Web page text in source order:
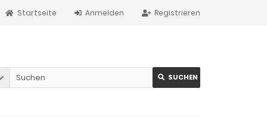
Registrieren
Anmelden
Startseite
SUCHEN